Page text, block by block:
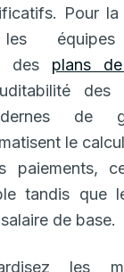
Pour la
équipes
des plans
des
de
le
paiements,
tandis que
de base.
les